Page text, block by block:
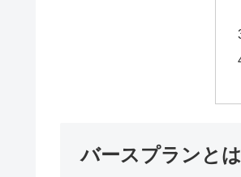
バースプランとは